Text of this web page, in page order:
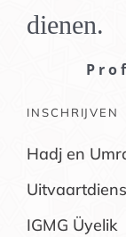
dienen.
INSCHRIJVEN
Hadj en
IGMG Üyelik